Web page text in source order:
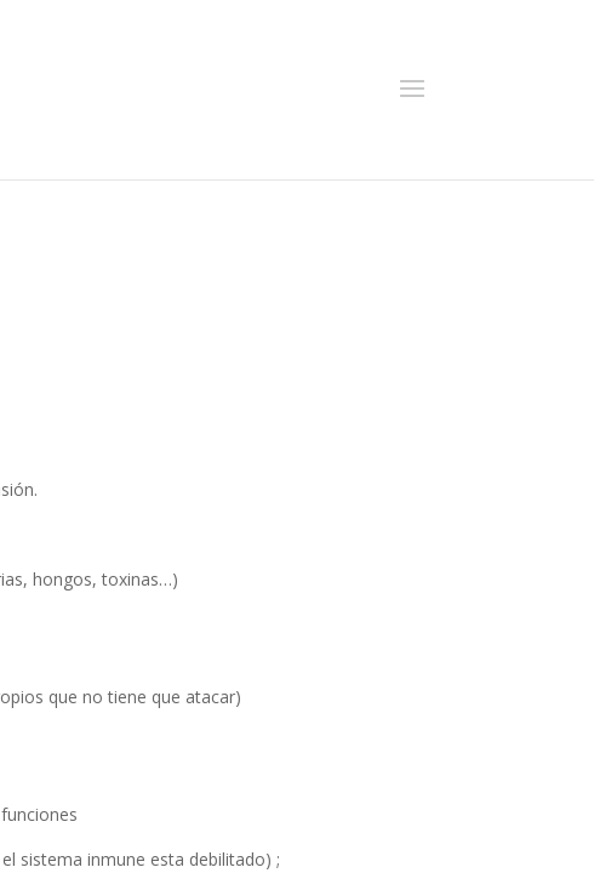
hongos, toxinas…)
que no tiene que atacar)
sistema inmune esta debilitado) ;